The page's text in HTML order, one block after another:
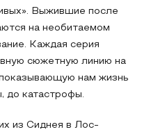
Выжившие после
на необитаемом
Каждая серия
сюжетную линию на
нам жизнь
до катастрофы.
из Сиднея в Лос-